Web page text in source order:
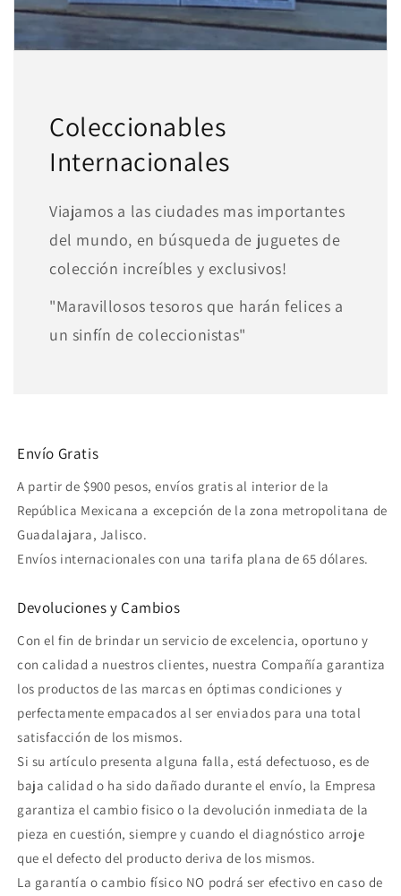
Coleccionables
Internacionales
Viajamos a las ciudades mas importantes
del mundo, en búsqueda de juguetes de
colección increíbles y exclusivos!
"Maravillosos tesoros que harán felices a
un sinfín de coleccionistas"
Envío Gratis
A partir de $900 pesos, envíos gratis al interior de la
República Mexicana a excepción de la zona metropolitana de
Guadalajara, Jalisco.
Envíos internacionales con una tarifa plana de 65 dólares.
Devoluciones y Cambios
Con el fin de brindar un servicio de excelencia, oportuno y
con calidad a nuestros clientes, nuestra Compañía garantiza
los productos de las marcas en óptimas condiciones y
perfectamente empacados al ser enviados para una total
satisfacción de los mismos.
Si su artículo presenta alguna falla, está defectuoso, es de
baja calidad o ha sido dañado durante el envío, la Empresa
garantiza el cambio fisico o la devolución inmediata de la
pieza en cuestión, siempre y cuando el diagnóstico arroje
que el defecto del producto deriva de los mismos.
La garantía o cambio físico NO podrá ser efectivo en caso de
Crédito sujeto a aprobación.
¿Tienes dudas? Consulta nuestraAyuda.